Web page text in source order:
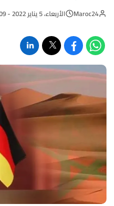
Maroc24 الأربعاء، 5 يناير 2022 - 20:09